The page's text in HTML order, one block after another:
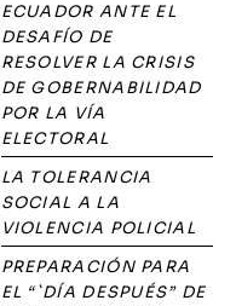
ECUADOR ANTE EL
DESAFÍO DE
RESOLVER LA CRISIS
DE GOBERNABILIDAD
POR LA VÍA
ELECTORAL
LA TOLERANCIA
SOCIAL A LA
VIOLENCIA POLICIAL
PREPARACIÓN PARA
EL “`DÍA DESPUÉS” DE